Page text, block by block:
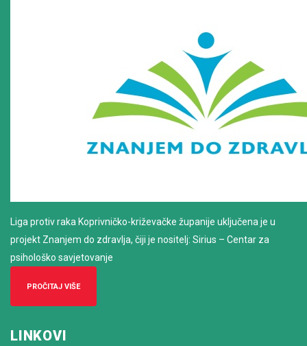
Liga protiv raka Koprivničko-križevačke županije uključena je u
projekt Znanjem do zdravlja, čiji je nositelj: Sirius – Centar za
psihološko savjetovanje
PROČITAJ VIŠE
LINKOVI